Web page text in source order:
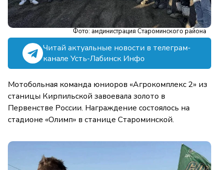
Фото: амдинистрация Староминского района
Читай актуальные новости в телеграм-
канале Усть-Лабинск Инфо
Мотобольная команда юниоров «Агрокомплекс 2» из
станицы Кирпильской завоевала золото в
Первенстве России. Награждение состоялось на
стадионе «Олимп» в станице Староминской.